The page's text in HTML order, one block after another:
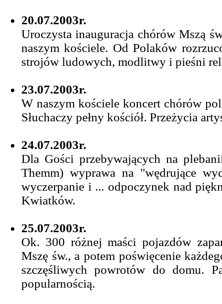
20.07.2003r.
Uroczysta inauguracja chórów Mszą
naszym kościele. Od Polaków
strojów ludowych, modlitwy i pieśni
23.07.2003r.
W naszym kościele koncert chórów
Słuchaczy pełny kościół. Przeżycia
24.07.2003r.
Dla Gości przebywających na
Themm) wyprawa na "wędrujące
wyczerpanie i ... odpoczynek nad
Kwiatków.
25.07.2003r.
Ok. 300 różnej maści pojazdów
Mszę św., a potem poświęcenie
szczęśliwych powrotów do domu.
popularnością.